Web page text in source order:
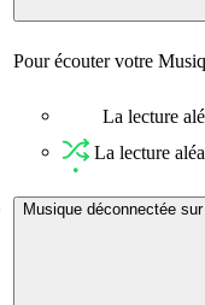
Pour écouter votre
La lecture
La lecture
Musique déconnectée